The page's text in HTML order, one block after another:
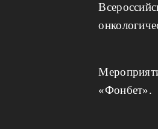
«Фонбет».